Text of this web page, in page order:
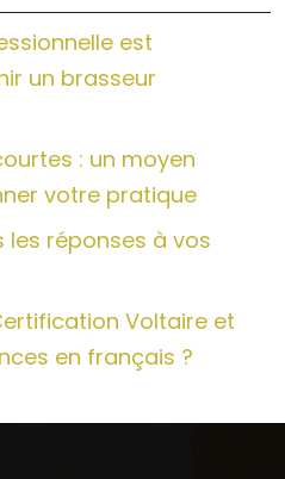
est
un brasseur
: un moyen
votre pratique
les réponses à vos
Voltaire et
en français ?